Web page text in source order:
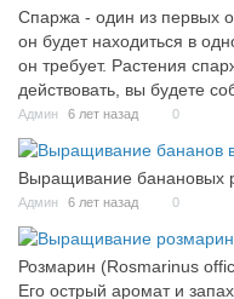
Спаржа - один из первых
он будет находиться в
он требует. Растения
действовать, вы будете
Админ 6 лет назад 0
Выращивание банановых
Админ 6 лет назад 0
Розмарин (Rosmarinus
Его острый аромат и